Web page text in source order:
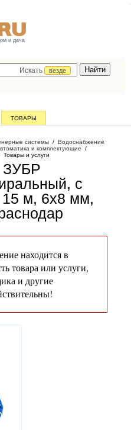
и дача
Искать
везде
ТОВАРЫ
системы / Водоснабжение
и комплектующие /
Товары и услуги
ЗУБР
с
м, 6х8 мм,
находится в
товара или услуги,
и другие